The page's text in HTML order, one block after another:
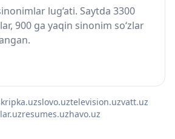
lug‘ati. Saytda 3300
900 ga yaqin sinonim so‘zlar
slovo.uztelevision.uzvatt.uz
resumes.uzhavo.uz